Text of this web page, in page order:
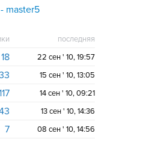
master5
последняя
18
22 сен ' 10, 19:57
15 сен ' 10, 13:05
14 сен ' 10, 09:21
13 сен ' 10, 14:36
7
08 сен ' 10, 14:56